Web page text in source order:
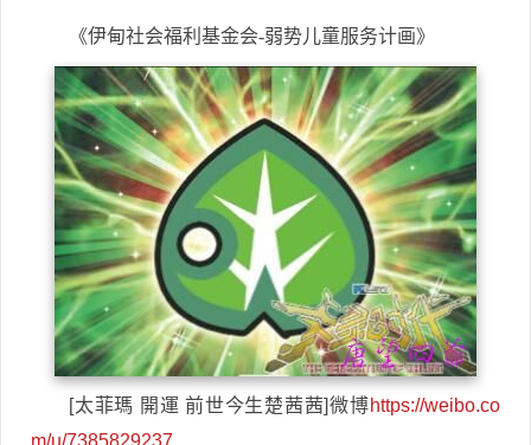
《伊甸社会福利基金会-弱势儿童服务计画》
[太菲瑪 開運 前世今生楚茜茜]微博https://weibo.co
m/u/7385829237